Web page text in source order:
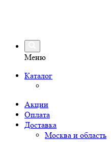
Меню
Каталог
Акции
Оплата
Доставка
Москва и область